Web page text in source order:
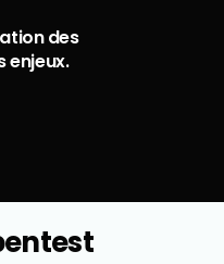
des
enjeux.